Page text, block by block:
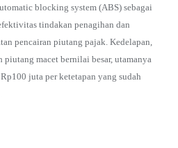
blocking system (ABS) sebagai
tindakan penagihan dan
pencairan piutang pajak. Kedelapan,
piutang macet bernilai besar, utamanya
juta per ketetapan yang sudah